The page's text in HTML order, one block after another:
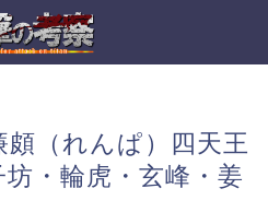
頗（れんぱ）四天王
・輪虎・玄峰・姜